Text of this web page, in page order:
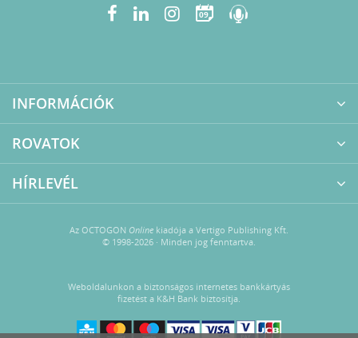
09
INFORMÁCIÓK
ROVATOK
HÍRLEVÉL
Az OCTOGON Online kiadója a Vertigo Publishing Kft.
© 1998-2026 · Minden jog fenntartva.
Weboldalunkon a biztonságos internetes bankkártyás
fizetést a K&H Bank biztosítja.